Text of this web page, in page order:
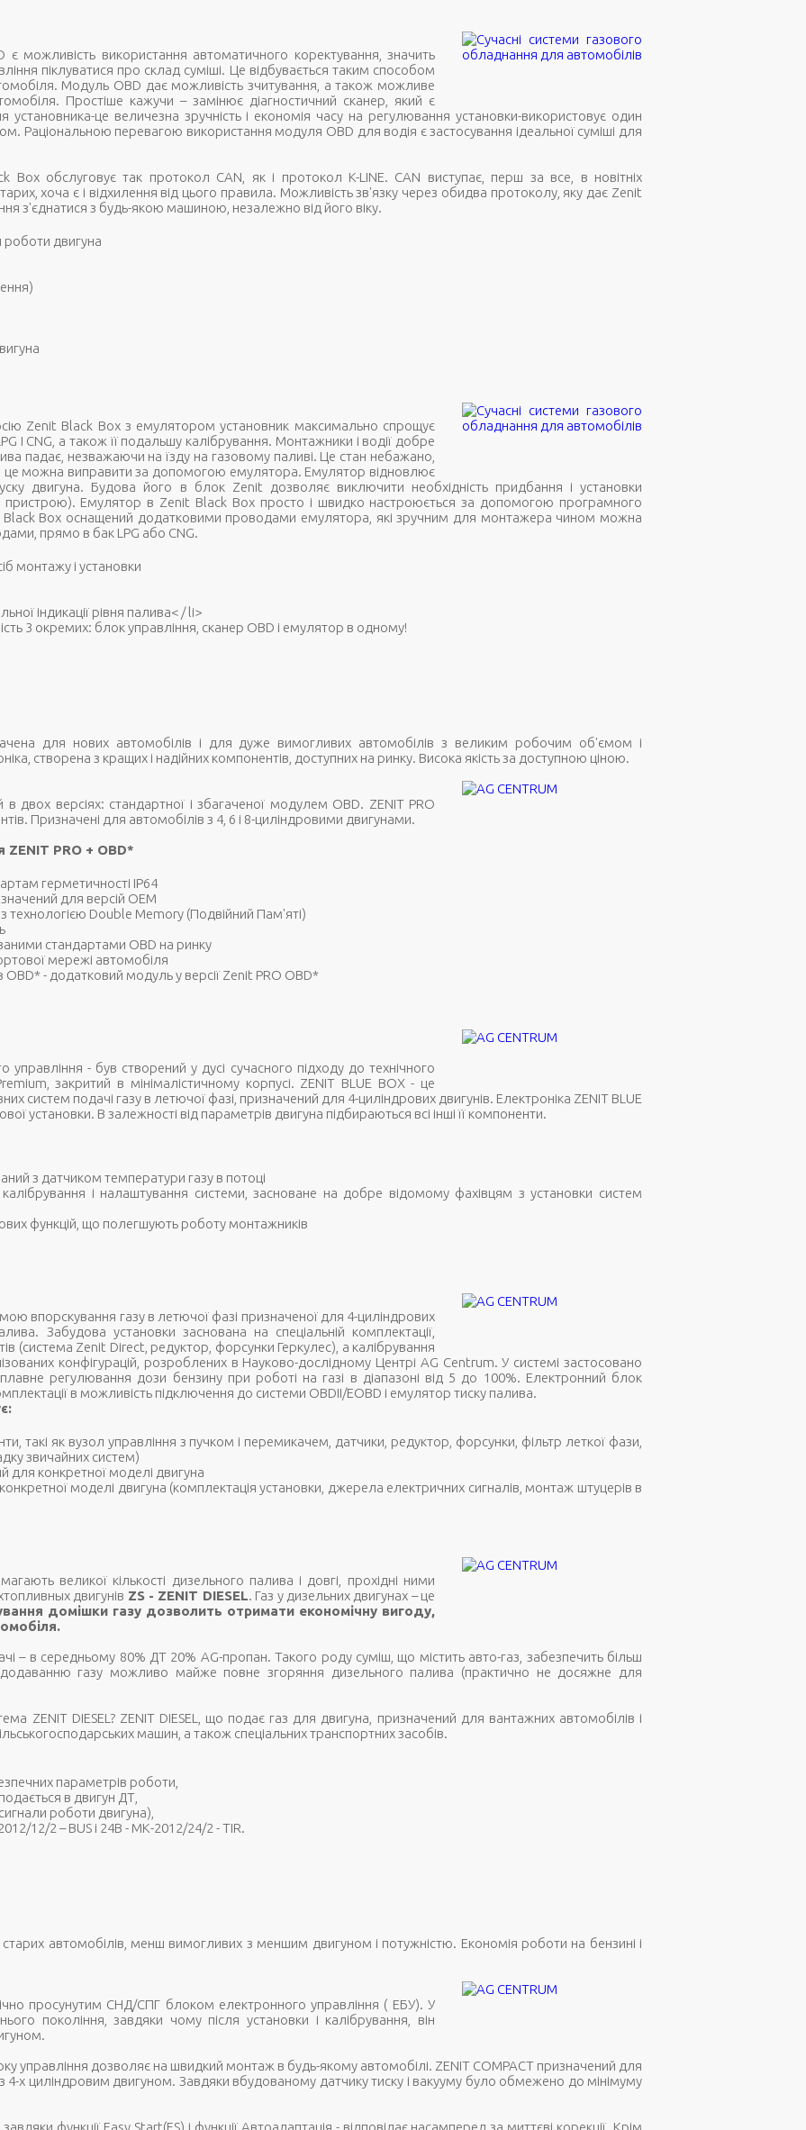
можливість використання автоматичного коректування, значить
піклуватися про склад суміші. Це відбувається таким способом
Модуль OBD дає можливість зчитування, а також можливе
Простіше кажучи – замінює діагностичний сканер, який є
це величезна зручність і економія часу на регулювання установки-використовує один
Раціональною перевагою використання модуля OBD для водія є застосування ідеальної суміші для
Box обслуговує так протокол CAN, як і протокол K-LINE. CAN виступає, перш за все, в новітніх
хоча є і відхилення від цього правила. Можливість зв'язку через обидва протоколу, яку дає Zenit
з'єднатися з будь-якою машиною, незалежно від його віку.
двигуна
Zenit Black Box з емулятором установник максимально спрощує
І CNG, а також її подальшу калібрування. Монтажники і водії добре
падає, незважаючи на їзду на газовому паливі. Це стан небажано,
це можна виправити за допомогою емулятора. Емулятор відновлює
двигуна. Будова його в блок Zenit дозволяє виключити необхідність придбання і установки
пристрою). Емулятор в Zenit Black Box просто і швидко настроюється за допомогою програмного
Black Box оснащений додатковими проводами емулятора, які зручним для монтажера чином можна
прямо в бак LPG або CNG.
монтажу і установки
індикації рівня палива< / li>
3 окремих: блок управління, сканер OBD і емулятор в одному!
для нових автомобілів і для дуже вимогливих автомобілів з великим робочим об'ємом і
створена з кращих і надійних компонентів, доступних на ринку. Висока якість за доступною ціною.
двох версіях: стандартної і збагаченої модулем OBD. ZENIT PRO
Призначені для автомобілів з 4, 6 і 8-циліндровими двигунами.
ZENIT PRO + OBD*
герметичності IP64
для версій OEM
технологією Double Memory (Подвійний Пам'яті)
стандартами OBD на ринку
мережі автомобіля
- додатковий модуль у версії Zenit PRO OBD*
управління - був створений у дусі сучасного підходу до технічного
закритий в мінімалістичному корпусі. ZENIT BLUE BOX - це
систем подачі газу в летючої фазі, призначений для 4-циліндрових двигунів. Електроніка ZENIT BLUE
установки. В залежності від параметрів двигуна підбираються всі інші її компоненти.
з датчиком температури газу в потоці
і налаштування системи, засноване на добре відомому фахівцям з установки систем
функцій, що полегшують роботу монтажників
впорскування газу в летючої фазі призначеної для 4-циліндрових
Забудова установки заснована на спеціальній комплектації,
(система Zenit Direct, редуктор, форсунки Геркулес), а калібрування
конфігурацій, розроблених в Науково-дослідному Центрі AG Centrum. У системі застосовано
регулювання дози бензину при роботі на газі в діапазоні від 5 до 100%. Електронний блок
в можливість підключення до системи OBDII/EOBD і емулятор тиску палива.
такі як вузол управління з пучком і перемикачем, датчики, редуктор, форсунки, фільтр леткої фази,
звичайних систем)
для конкретної моделі двигуна
моделі двигуна (комплектація установки, джерела електричних сигналів, монтаж штуцерів в
великої кількості дизельного палива і довгі, прохідні ними
двигунів ZS - ZENIT DIESEL. Газ у дизельних двигунах – це
домішки газу дозволить отримати економічну вигоду,
– в середньому 80% ДТ 20% AG-пропан. Такого роду суміш, що містить авто-газ, забезпечить більш
газу можливо майже повне згоряння дизельного палива (практично не досяжне для
ZENIT DIESEL? ZENIT DIESEL, що подає газ для двигуна, призначений для вантажних автомобілів і
машин, а також спеціальних транспортних засобів.
параметрів роботи,
в двигун ДТ,
роботи двигуна),
12/2 – BUS і 24В - МК-2012/24/2 - TIR.
автомобілів, менш вимогливих з меншим двигуном і потужністю. Економія роботи на бензині і
просунутим СНД/СПГ блоком електронного управління ( ЕБУ). У
покоління, завдяки чому після установки і калібрування, він
управління дозволяє на швидкий монтаж в будь-якому автомобілі. ZENIT COMPACT призначений для
4-х циліндровим двигуном. Завдяки вбудованому датчику тиску і вакууму було обмежено до мінімуму
функції Easy Start(ES) і функції Автоадаптація - відповідає насамперед за миттєві корекції. Крім